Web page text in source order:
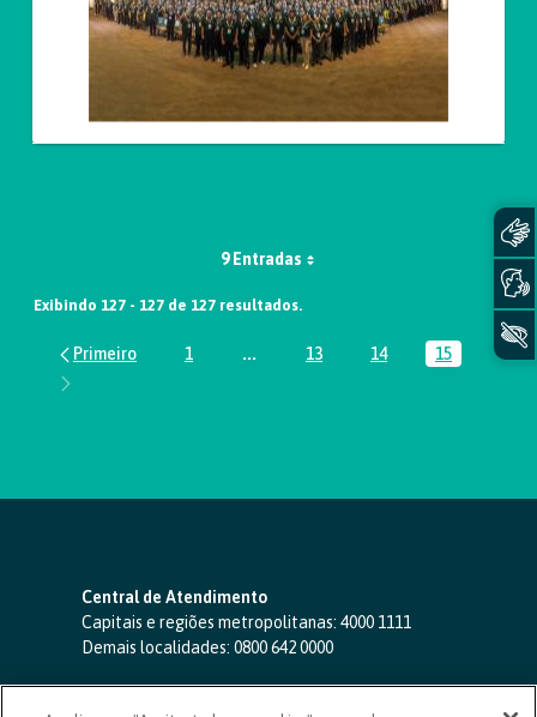
9 Entradas
Exibindo 127 - 127 de 127 resultados.
Página
1 ...Páginas intermediárias Usar ABA
Página
13 Página
14 Página
15
Central de Atendimento
Capitais e regiões metropolitanas: 4000 1111
Demais localidades: 0800 642 0000
SAC 24 horas-0800 724 4420